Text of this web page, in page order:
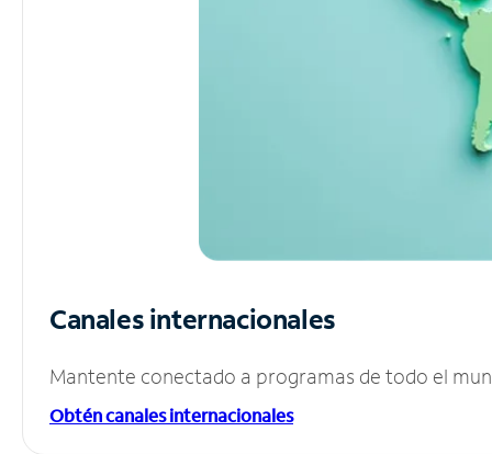
Canales internacionales
Mantente conectado a programas de todo el
Obtén canales internacionales